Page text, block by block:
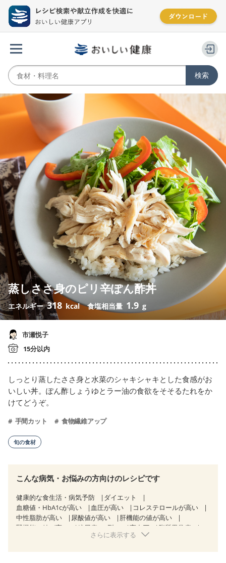
蒸しささ身のピリ辛ぽん酢丼
エネルギー318 kcal 食塩相当量 1.9 g
市瀬悦子
15分以内
しっとり蒸したささ身と水菜のシャキシャキとした食感がお
いしい丼。ぽん酢しょうゆとラー油の食欲をそそるたれをか
けてどうぞ。
手間カット 食物繊維アップ
旬の食材
こんな病気・お悩みの方向けのレシピです
健康的な食生活・病気予防
ダイエット
血糖値・HbA1cが高い
血圧が高い
コレステロールが高い
中性脂肪が高い
尿酸値が高い
肝機能の値が高い
腎機能の値が高い
糖尿病（2型） 高血圧
脂質異常症
狭心症 心筋梗塞
さらに表示する